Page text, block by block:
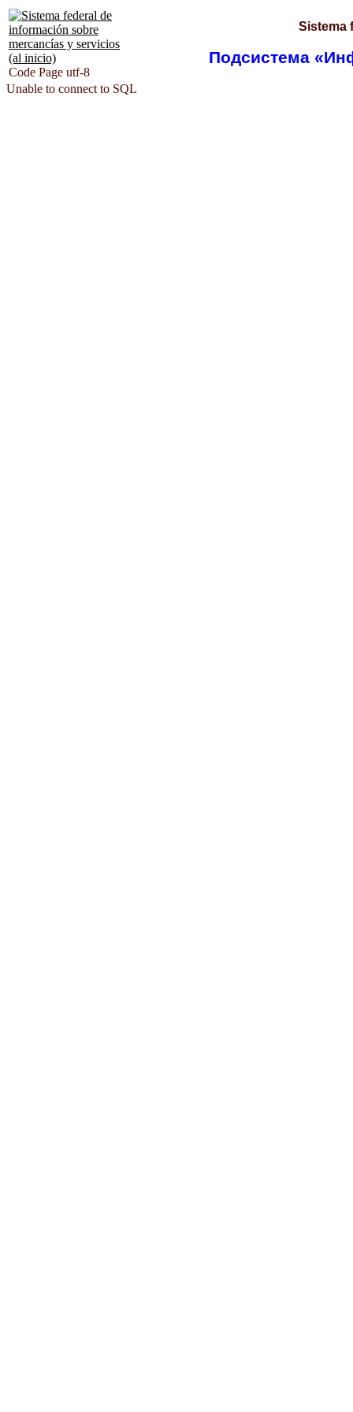
Code Page utf-8
Sistema
Подсистема
Unable to connect to SQL